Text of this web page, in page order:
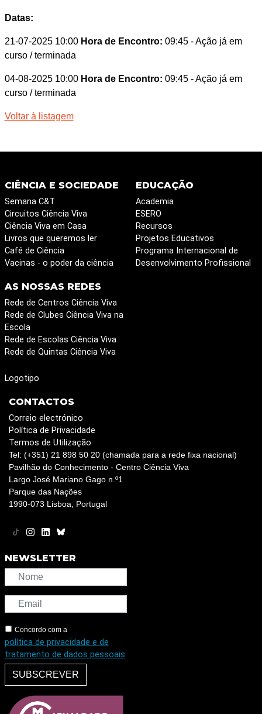
Datas:
21-07-2025 10:00 Hora de Encontro: 09:45 - Ação já em
curso / terminada
04-08-2025 10:00 Hora de Encontro: 09:45 - Ação já em
curso / terminada
Voltar à listagem
CIÊNCIA E SOCIEDADE
Semana C&T
Circuitos Ciência Viva
Ciência Viva em Casa
Livros que queremos ler
Café de Ciência
Vacinas - o poder da ciência
EDUCAÇÃO
Academia
ESERO
Recursos
Projetos Educativos
Programa Internacional de
Desenvolvimento Profissional
AS NOSSAS REDES
Rede de Centros Ciência Viva
Rede de Clubes Ciência Viva na
Escola
Rede de Escolas Ciência Viva
Rede de Quintas Ciência Viva
Logotipo
CONTACTOS
Correio electrónico
Política de Privacidade
Termos de Utilização
Tel: (+351) 21 898 50 20 (chamada para a rede fixa nacional)
Pavilhão do Conhecimento - Centro Ciência Viva
Largo José Mariano Gago n.º1
Parque das Nações
1990-073 Lisboa, Portugal
NEWSLETTER
Concordo com a
política de privacidade e de
tratamento de dados pessoais
SUBSCREVER